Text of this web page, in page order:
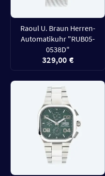
Raoul U. Braun Herren-
Automatikuhr "RUB05-
0538D"
329,00 €